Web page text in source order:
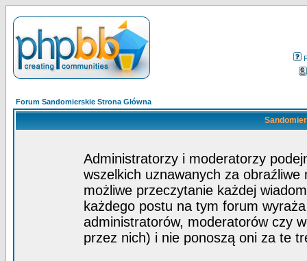
Forum Sandomierskie Strona Główna
Administratorzy i moderatorzy
wszelkich uznawanych za obraźliwe
możliwe przeczytanie każdej
każdego postu na tym forum
administratorów, moderatorów czy
przez nich) i nie ponoszą oni za te